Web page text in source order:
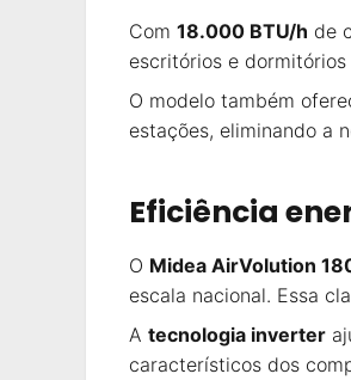
Com 18.000 BTU/h de
escritórios e
O modelo também
estações, eliminando a
Eficiência
O Midea AirVolution
escala nacional. Essa
A tecnologia inverter
característicos dos